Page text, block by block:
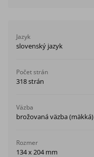
Jazyk
slovenský jazyk
Počet strán
318 strán
Väzba
brožovaná väzba (mäkká)
Rozmer
134 x 204 mm